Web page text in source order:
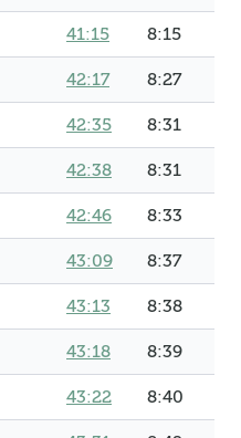
41:15 8:15
42:17 8:27
42:35 8:31
42:38 8:31
42:46 8:33
43:09 8:37
43:13 8:38
43:18 8:39
43:22 8:40